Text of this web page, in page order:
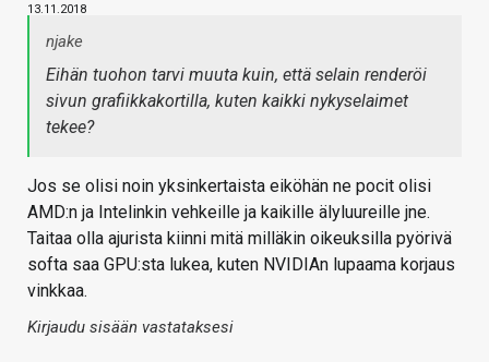
13.11.2018
njake
Eihän tuohon tarvi muuta kuin, että selain renderöi
sivun grafiikkakortilla, kuten kaikki nykyselaimet
tekee?
Jos se olisi noin yksinkertaista eiköhän ne pocit olisi
AMD:n ja Intelinkin vehkeille ja kaikille älyluureille jne.
Taitaa olla ajurista kiinni mitä milläkin oikeuksilla pyörivä
softa saa GPU:sta lukea, kuten NVIDIAn lupaama korjaus
vinkkaa.
Kirjaudu sisään vastataksesi